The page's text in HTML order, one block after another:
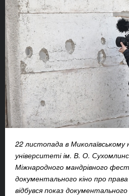
22 листопада в Миколаївському
університеті ім. В. О.
Міжнародного мандрівного
документального кіно про
відбувся показ